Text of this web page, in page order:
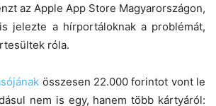
az Apple App Store Magyarországon,
jelezte a hírportáloknak a problémát,
róla.
összesen 22.000 forintot vont le
nem is egy, hanem több kártyáról: